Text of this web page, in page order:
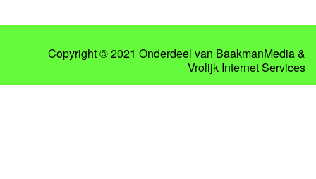
Copyright © 2021 Onderdeel van BaakmanMedia&
Vrolijk Internet Services